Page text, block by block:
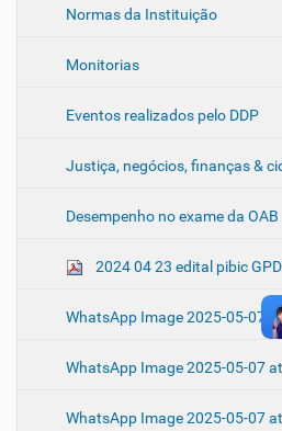
Normas da Instituição
Monitorias
Eventos realizados pelo DDP
Justiça, negócios, finanças &
Desempenho no exame da OAB
2024 04 23 edital pibic
WhatsApp Image 2025-05-07
WhatsApp Image 2025-05-07
WhatsApp Image 2025-05-07